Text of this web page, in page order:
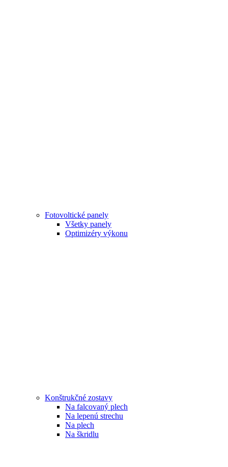
Fotovoltické panely
Všetky panely
Optimizéry výkonu
Konštrukčné zostavy
Na falcovaný plech
Na lepenú strechu
Na plech
Na škridlu